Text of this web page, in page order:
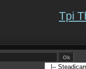
Tpi